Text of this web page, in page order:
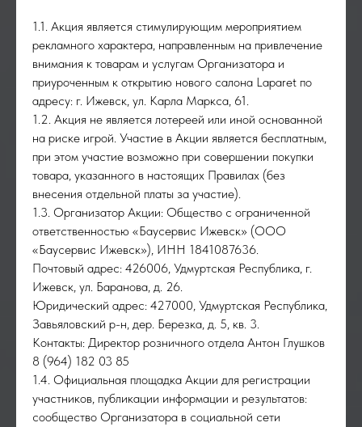
1.1. Акция является стимулирующим мероприятием
рекламного характера, направленным на привлечение
внимания к товарам и услугам Организатора и
приуроченным к открытию нового салона Laparet по
адресу: г. Ижевск, ул. Карла Маркса, 61.
1.2. Акция не является лотереей или иной основанной
на риске игрой. Участие в Акции является бесплатным,
при этом участие возможно при совершении покупки
товара, указанного в настоящих Правилах (без
внесения отдельной платы за участие).
1.3. Организатор Акции: Общество с ограниченной
ответственностью «Баусервис Ижевск» (ООО
«Баусервис Ижевск»), ИНН 1841087636.
Почтовый адрес: 426006, Удмуртская Республика, г.
Ижевск, ул. Баранова, д. 26.
Юридический адрес: 427000, Удмуртская Республика,
Завьяловский р-н, дер. Березка, д. 5, кв. 3.
Контакты: Директор розничного отдела Антон Глушков
8 (964) 182 03 85
1.4. Официальная площадка Акции для регистрации
участников, публикации информации и результатов:
сообщество Организатора в социальной сети